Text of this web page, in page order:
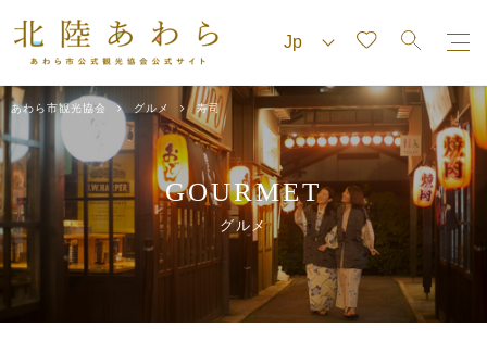
あわら市観光協会 グルメ 寿司
GOURMET
グルメ